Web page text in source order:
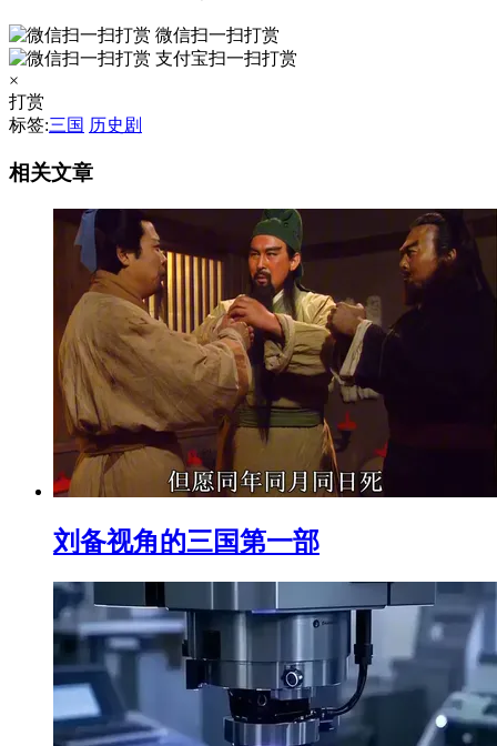
微信扫一扫打赏
支付宝扫一扫打赏
×
打赏
标签:三国 历史剧
相关文章
刘备视角的三国第一部